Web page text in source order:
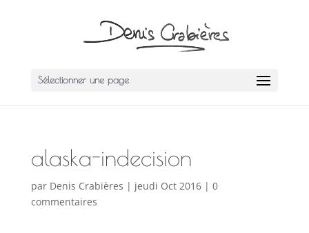
Sélectionner une page
alaska-indecision
par Denis Crabières | jeudi Oct 2016| 0
commentaires